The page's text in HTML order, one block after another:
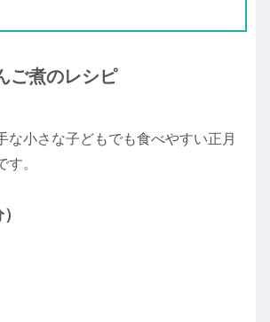
ご煮のレシピ
な小さな子どもでも食べやすい正月
す。